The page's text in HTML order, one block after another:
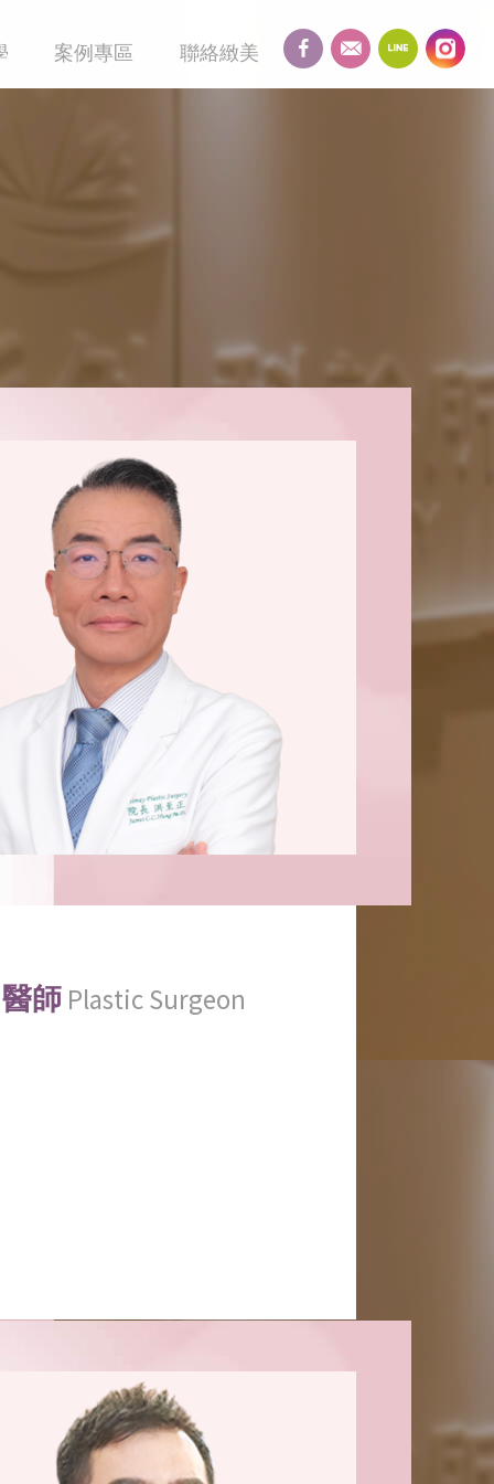
案例專區 聯絡緻美
醫師 Plastic Surgeon